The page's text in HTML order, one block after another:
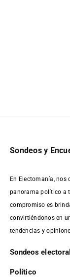
Sondeos y
En Electomanía, nos
panorama político a
compromiso es
convirtiéndonos en
tendencias y
Sondeos
Político